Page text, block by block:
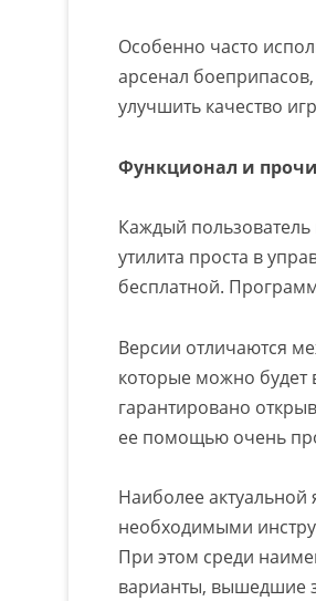
Особенно часто
арсенал
улучшить качество
Функционал и
Каждый
утилита проста в
бесплатной.
Версии отличаются
которые можно будет
гарантировано
ее помощью очень
Наиболее актуальной
необходимыми
При этом среди
варианты, вышедшие